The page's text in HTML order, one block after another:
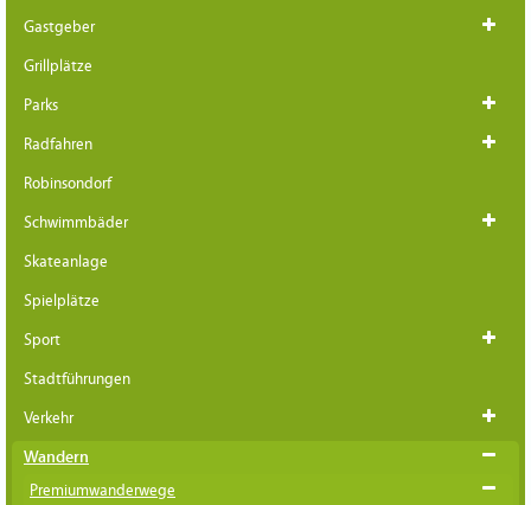
Gastgeber
Grillplätze
Parks
Radfahren
Robinsondorf
Schwimmbäder
Skateanlage
Spielplätze
Sport
Stadtführungen
Verkehr
Wandern
Premiumwanderwege